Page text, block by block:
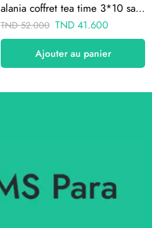
alania coffret tea time 3*10 sachets
TND52.000 TND41.600
Ajouter au panier